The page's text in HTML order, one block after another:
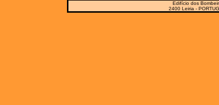
Edifício dos
2400 Leiria -